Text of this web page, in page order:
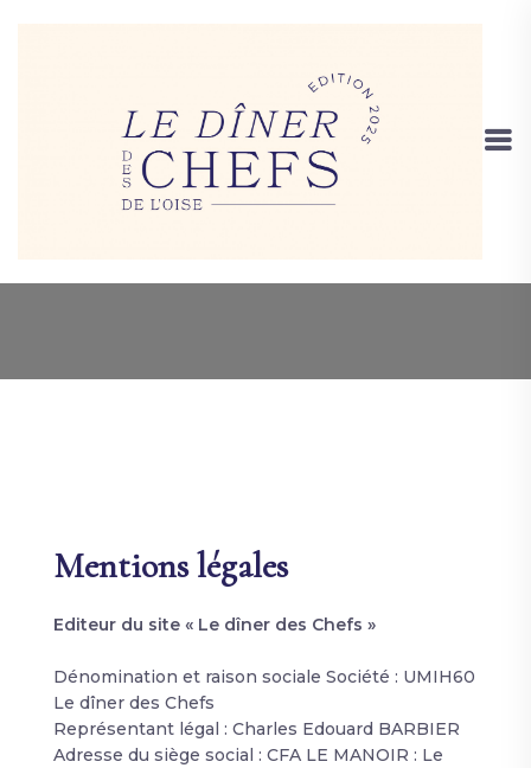
Mentions légales
Editeur du site « Le dîner des Chefs »
Dénomination et raison sociale Société : UMIH60
Le dîner des Chefs
Représentant légal : Charles Edouard BARBIER
Adresse du siège social : CFA LE MANOIR : Le